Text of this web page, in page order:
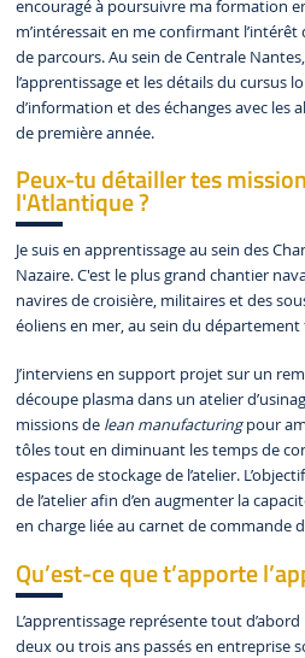
encouragé à poursuivre ma formation
m’intéressait en me confirmant
de parcours. Au sein de Centrale
l’apprentissage et les détails du cursus
d’information et des échanges avec les
de première année.
Peux-tu détailler tes
l'Atlantique ?
Je suis en apprentissage au sein des
Nazaire. C'est le plus grand chantier
navires de croisière, militaires et des
éoliens en mer, au sein du
J’interviens en support projet sur un
découpe plasma dans un atelier
missions de lean manufacturingpour
tôles tout en diminuant les temps de
espaces de stockage de l’atelier.
de l’atelier afin d’en augmenter la
en charge liée au carnet de commande
Qu’est-ce que t’apporte
L’apprentissage représente tout
deux ou trois ans passés en entreprise